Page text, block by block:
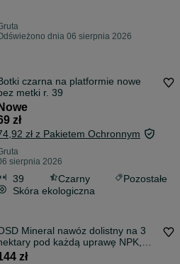
dnia 06 sierpnia 2026
czarna na platformie nowe
metki r. 39
Nowe
zł
zł z Pakietem Ochronnym
sierpnia 2026
39 Czarny
Pozostałe
Skóra ekologiczna
Mineral nawóz dolistny na 3
pod każdą uprawę NPK,
zł